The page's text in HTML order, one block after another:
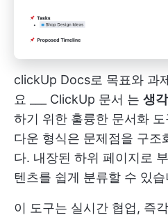
clickUp Docs로 목표와 과
요 ___ ClickUp 문서 는 생
하기 위한 훌륭한 문서화
다운 형식은 문제점을 구조
다. 내장된 하위 페이지로
텐츠를 쉽게 분류할 수 있습
이 도구는 실시간 협업, 즉